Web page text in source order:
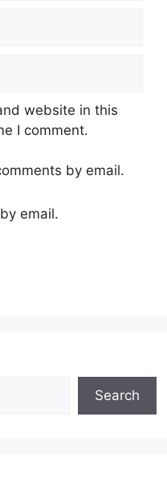
website in this
I comment.
by email.
email.
Search